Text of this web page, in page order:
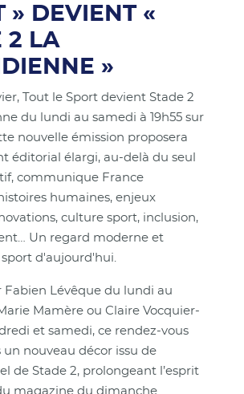
» DEVIENT «
2 LA
»
Tout le Sport devient Stade 2
du lundi au samedi à 19h55 sur
nouvelle émission proposera
éditorial élargi, au-delà du seul
communique France
humaines, enjeux
culture sport, inclusion,
Un regard moderne et
d'aujourd'hui.
Fabien Lévêque du lundi au
Mamère ou Claire Vocquier-
et samedi, ce rendez-vous
un nouveau décor issu de
de Stade 2, prolongeant l’esprit
magazine du dimanche.